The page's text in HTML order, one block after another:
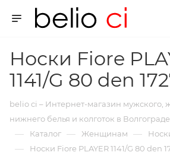
Носки Fiore
1141/G 80 den
belio ci – Интернет-магазин мужского,
нижнего белья и колготок в Волгограде
— Каталог — Женщинам —
— Носки Fiore PLAYER 1141/G 80 den